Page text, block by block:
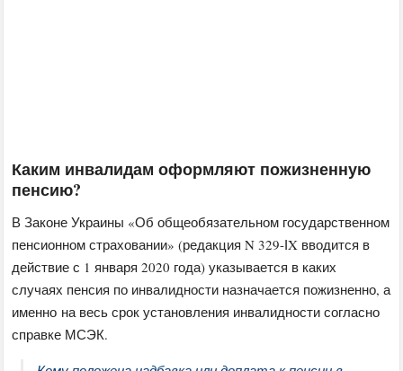
Каким инвалидам оформляют пожизненную
пенсию?
В Законе Украины «Об общеобязательном государственном
пенсионном страховании» (редакция N 329-ІX вводится в
действие с 1 января 2020 года) указывается в каких
случаях пенсия по инвалидности назначается пожизненно, а
именно на весь срок установления инвалидности согласно
справке МСЭК.